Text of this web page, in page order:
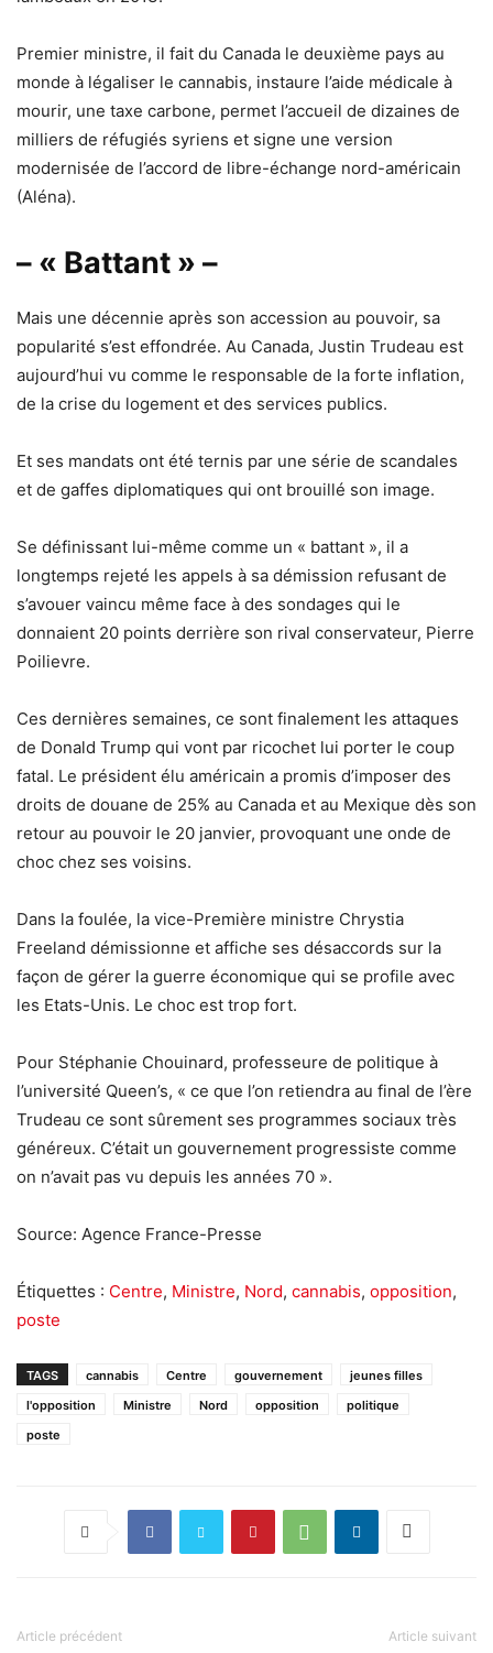
Premier ministre, il fait du Canada le deuxième pays au
monde à légaliser le cannabis, instaure l’aide médicale à
mourir, une taxe carbone, permet l’accueil de dizaines de
milliers de réfugiés syriens et signe une version
modernisée de l’accord de libre-échange nord-américain
(Aléna).
– « Battant » –
Mais une décennie après son accession au pouvoir, sa
popularité s’est effondrée. Au Canada, Justin Trudeau est
aujourd’hui vu comme le responsable de la forte inflation,
de la crise du logement et des services publics.
Et ses mandats ont été ternis par une série de scandales
et de gaffes diplomatiques qui ont brouillé son image.
Se définissant lui-même comme un « battant », il a
longtemps rejeté les appels à sa démission refusant de
s’avouer vaincu même face à des sondages qui le
donnaient 20 points derrière son rival conservateur, Pierre
Poilievre.
Ces dernières semaines, ce sont finalement les attaques
de Donald Trump qui vont par ricochet lui porter le coup
fatal. Le président élu américain a promis d’imposer des
droits de douane de 25% au Canada et au Mexique dès son
retour au pouvoir le 20 janvier, provoquant une onde de
choc chez ses voisins.
Dans la foulée, la vice-Première ministre Chrystia
Freeland démissionne et affiche ses désaccords sur la
façon de gérer la guerre économique qui se profile avec
les Etats-Unis. Le choc est trop fort.
Pour Stéphanie Chouinard, professeure de politique à
l’université Queen’s, « ce que l’on retiendra au final de l’ère
Trudeau ce sont sûrement ses programmes sociaux très
généreux. C’était un gouvernement progressiste comme
on n’avait pas vu depuis les années 70 ».
Source: Agence France-Presse
Étiquettes : Centre, Ministre, Nord, cannabis, opposition,
poste
TAGS cannabis Centre gouvernement
jeunes filles
l'opposition
Ministre Nord opposition
politique
poste
Article précédent Article suivant